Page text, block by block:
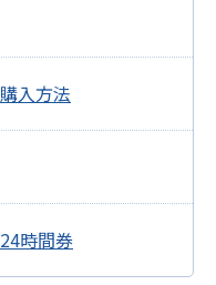
入方法
時間券